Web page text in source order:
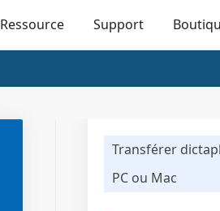
Ressource Support
Transférer
PC ou Mac